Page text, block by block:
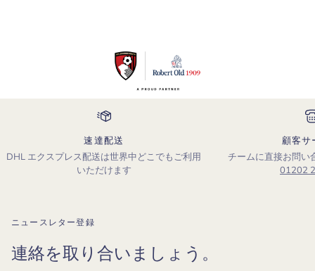
速達配送
DHL エクスプレス配送は世界中どこでもご利用
いただけます
顧客サ
チームに直接お問い
01202
ニュースレター登録
連絡を取り合いましょう。